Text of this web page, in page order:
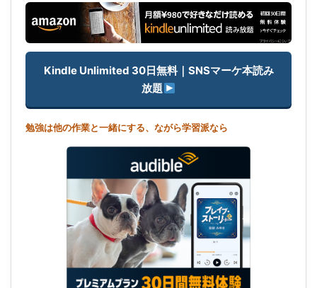
Kindle Unlimited 30日無料｜SNSマーケ本読み
放題
勉強は他の作業と一緒にする、ながら学習派なら